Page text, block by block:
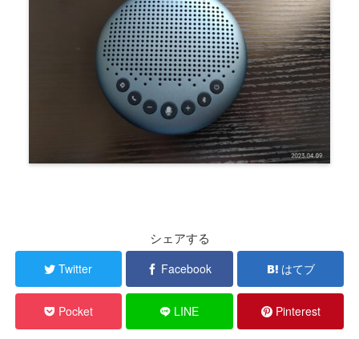
シェアする
Twitter Facebook はてブ
Pocket LINE Pinterest